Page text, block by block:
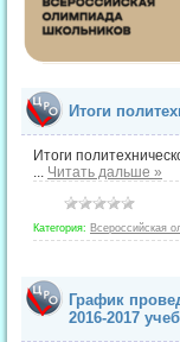
Итоги
Итоги
... Читать дальше »
Категория: Всероссийская
График
2016-2017